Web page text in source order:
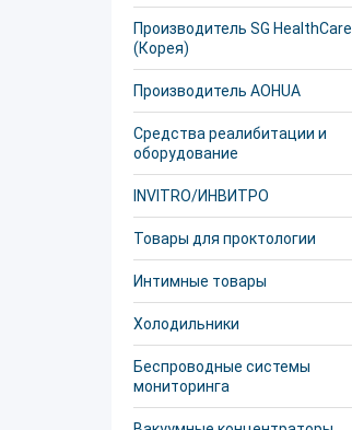
Производитель SG HealthCare
(Корея)
Производитель AOHUA
Средства реалибитации и
оборудование
INVITRO/ИНВИТРО
Товары для проктологии
Интимные товары
Холодильники
Беспроводные системы
мониторинга